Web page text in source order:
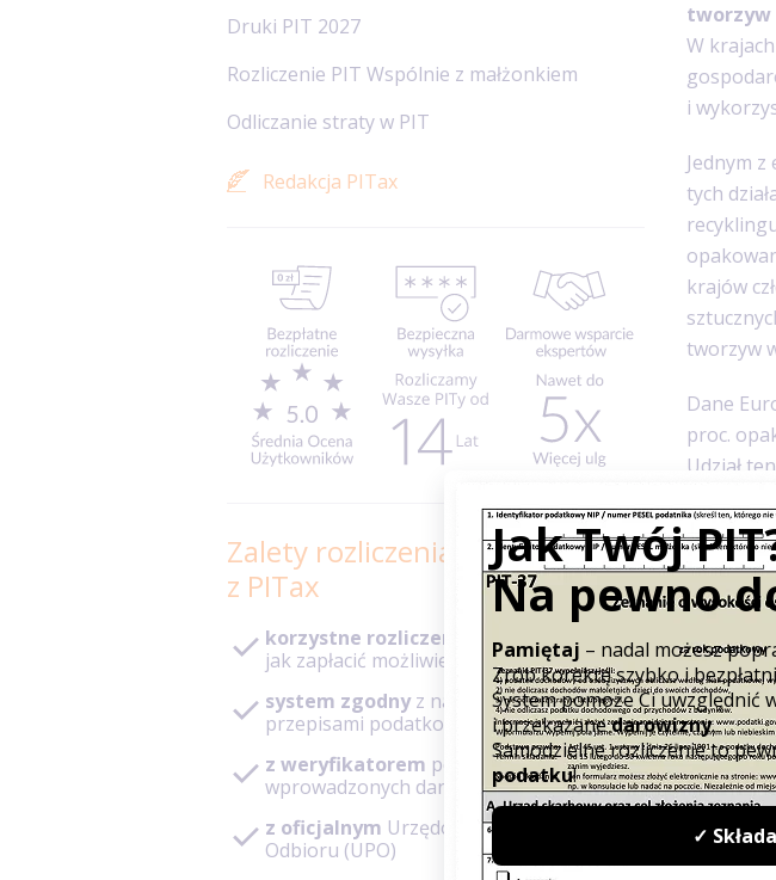
tworzyw
W
i
Jednym
tych
krajów
tworzyw
Dane
proc.
Udział
W dniach
podczas
na celu
Unia
Skutkiem
Druki PIT 2027
Rozliczenie PIT Wspólnie z małżonkiem
Odliczanie straty w PIT
Redakcja PITax
Zalety rozliczenia PIT
z PITax
korzystne rozliczenie
– podpowiadamy
jak zapłacić możliwie niski podatek
system zgodnyz najnowszymi
przepisami podatkowymi
z weryfikatorem poprawności
wprowadzonych danych
z oficjalnym Urzędowym Poświadczeniem
Odbioru (UPO)